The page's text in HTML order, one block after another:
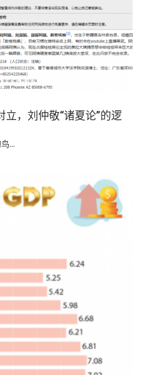
立，刘仲敬“诸夏论”的逻
...